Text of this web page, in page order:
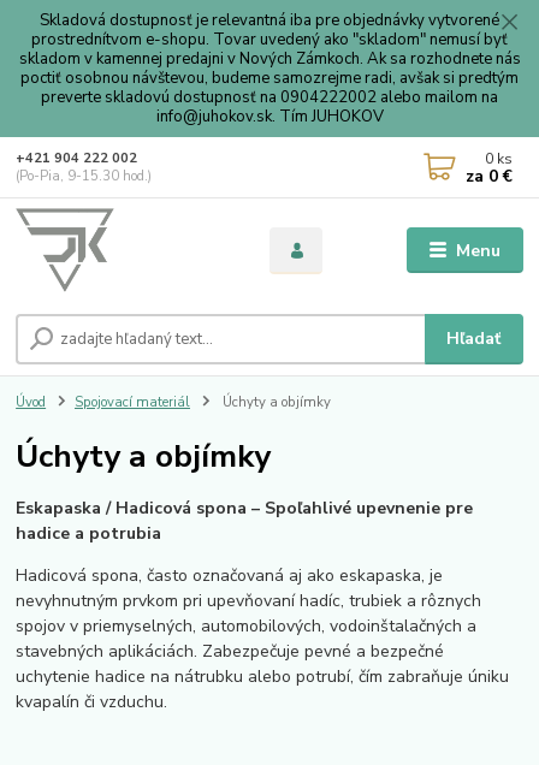
Skladová dostupnosť je relevantná iba pre objednávky vytvorené
prostrednítvom e-shopu. Tovar uvedený ako "skladom" nemusí byť
skladom v kamennej predajni v Nových Zámkoch. Ak sa rozhodnete nás
poctiť osobnou návštevou, budeme samozrejme radi, avšak si predtým
preverte skladovú dostupnosť na 0904222002 alebo mailom na
info@juhokov.sk. Tím JUHOKOV
Menu
Hľadať
+421 904 222 002
(Po-Pia, 9-15.30 hod.)
0 ks
za 0 €
Úvod Spojovací materiál Úchyty a objímky
Úchyty a objímky
Eskapaska / Hadicová spona – Spoľahlivé upevnenie pre
hadice a potrubia
Hadicová spona, často označovaná aj ako eskapaska, je
nevyhnutným prvkom pri upevňovaní hadíc, trubiek a rôznych
spojov v priemyselných, automobilových, vodoinštalačných a
stavebných aplikáciách. Zabezpečuje pevné a bezpečné
uchytenie hadice na nátrubku alebo potrubí, čím zabraňuje úniku
kvapalín či vzduchu.